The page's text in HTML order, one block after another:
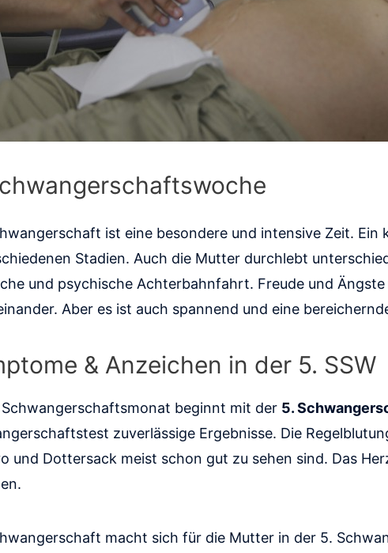
ist eine besondere und intensive Zeit.
Stadien. Auch die Mutter durchlebt
und psychische Achterbahnfahrt. Freude und
Aber es ist auch spannend und eine
& Anzeichen in der 5. SSW
Schwangerschaftsmonat beginnt mit der 5.
zuverlässige Ergebnisse. Die
und Dottersack meist schon gut zu sehen sind. Das
macht sich für die Mutter in der 5.